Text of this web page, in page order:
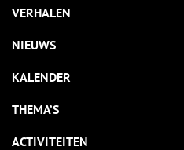
VERHALEN
NIEUWS
KALENDER
THEMA’S
ACTIVITEITEN